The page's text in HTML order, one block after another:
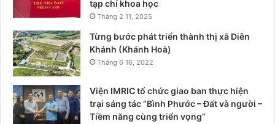
tạp chí khoa học
Tháng 2 11, 2025
Từng bước phát triển thành thị xã Diên
Khánh (Khánh Hoà)
Tháng 6 16, 2022
Viện IMRIC tổ chức giao ban thực hiện
trại sáng tác “Bình Phước – Đất và người –
Tiềm năng cùng triển vọng”